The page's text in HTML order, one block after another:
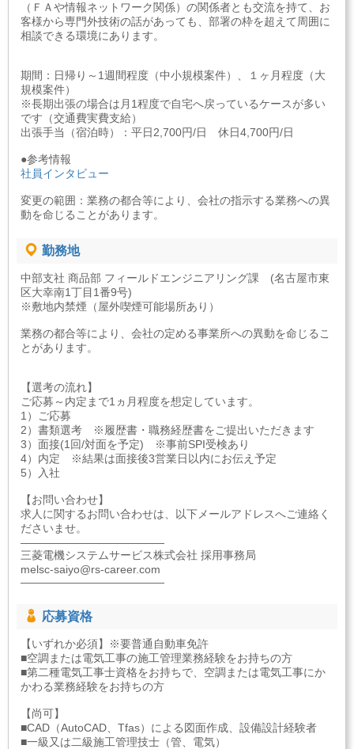
（ＦＡや情報ネットワーク関係）の関係者とも交流を持て、お
客様から専門外技術の話があっても、部署の枠を超えて周囲に
相談できる環境にあります。
期間：日帰り～1週間程度（中小規模案件）、１ヶ月程度（大
規模案件）
※長期出張の場合は月1程度で自宅へ戻っているケースが多い
です（交通費実費支給）
出張手当（宿泊時）：平日2,700円/日 休日4,700円/日
●参考情報
社員インタビュー
変更の範囲：業務の都合等により、会社の指示する業務への異
動を命じることがあります。
勤務地
中部支社 商品部 フィールドエンジニアリング課 (名古屋市東
区大幸南1丁目1番9号)
※敷地内禁煙（屋外喫煙可能場所あり）
業務の都合等により、会社の定める事業所への異動を命じるこ
とがあります。
【選考の流れ】
ご応募～内定まで1ヵ月程度を想定しています。
1）ご応募
2）書類選考 ※履歴書・職務経歴書をご提出いただきます
3）面接(1回/対面を予定) ※事前SPI受検あり
4）内定 ※結果は面接後3営業日以内にお伝え予定
5）入社
【お問い合わせ】
求人に関するお問い合わせは、以下メールアドレスへご連絡く
ださいませ。
―――――――――――――
三菱電機システムサービス株式会社 採用事務局
melsc-saiyo@rs-career.com
―――――――――――――
応募資格
【いずれか必須】※要普通自動車免許
■空調または電気工事の施工管理業務経験をお持ちの方
■第二種電気工事士資格をお持ちで、空調または電気工事にか
かわる業務経験をお持ちの方
【尚可】
■CAD（AutoCAD、Tfas）による図面作成、設備設計経験者
■一級又は二級施工管理技士（管、電気）